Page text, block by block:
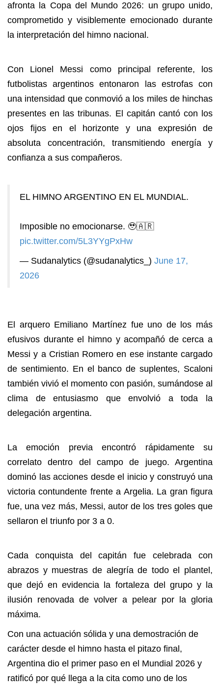
afronta la Copa del Mundo 2026: un grupo unido,
comprometido y visiblemente emocionado durante
la interpretación del himno nacional.
Con Lionel Messi como principal referente, los
futbolistas argentinos entonaron las estrofas con
una intensidad que conmovió a los miles de hinchas
presentes en las tribunas. El capitán cantó con los
ojos fijos en el horizonte y una expresión de
absoluta concentración, transmitiendo energía y
confianza a sus compañeros.
EL HIMNO ARGENTINO EN EL MUNDIAL.
Imposible no emocionarse. 🥹🇦🇷
pic.twitter.com/5L3YYgPxHw
— Sudanalytics (@sudanalytics_) June 17,
2026
El arquero Emiliano Martínez fue uno de los más
efusivos durante el himno y acompañó de cerca a
Messi y a Cristian Romero en ese instante cargado
de sentimiento. En el banco de suplentes, Scaloni
también vivió el momento con pasión, sumándose al
clima de entusiasmo que envolvió a toda la
delegación argentina.
La emoción previa encontró rápidamente su
correlato dentro del campo de juego. Argentina
dominó las acciones desde el inicio y construyó una
victoria contundente frente a Argelia. La gran figura
fue, una vez más, Messi, autor de los tres goles que
sellaron el triunfo por 3 a 0.
Cada conquista del capitán fue celebrada con
abrazos y muestras de alegría de todo el plantel,
que dejó en evidencia la fortaleza del grupo y la
ilusión renovada de volver a pelear por la gloria
máxima.
Con una actuación sólida y una demostración de
carácter desde el himno hasta el pitazo final,
Argentina dio el primer paso en el Mundial 2026 y
ratificó por qué llega a la cita como uno de los